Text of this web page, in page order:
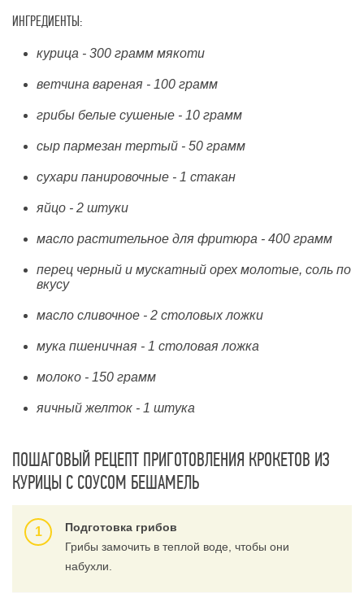
ИНГРЕДИЕНТЫ:
курица - 300 грамм мякоти
ветчина вареная - 100 грамм
грибы белые сушеные - 10 грамм
сыр пармезан тертый - 50 грамм
сухари панировочные - 1 стакан
яйцо - 2 штуки
масло растительное для фритюра - 400 грамм
перец черный и мускатный орех молотые, соль по
вкусу
масло сливочное - 2 столовых ложки
мука пшеничная - 1 столовая ложка
молоко - 150 грамм
яичный желток - 1 штука
ПОШАГОВЫЙ РЕЦЕПТ ПРИГОТОВЛЕНИЯ КРОКЕТОВ ИЗ
КУРИЦЫ С СОУСОМ БЕШАМЕЛЬ
Подготовка грибов
Грибы замочить в теплой воде, чтобы они
набухли.